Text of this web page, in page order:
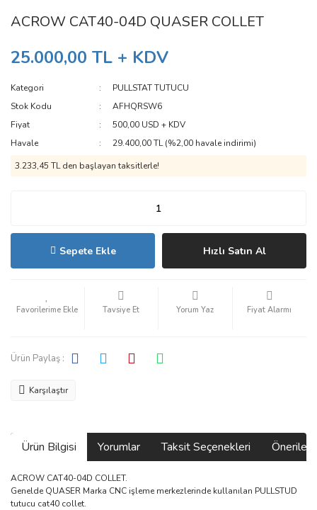
ACROW CAT40-04D QUASER COLLET
25.000,00 TL + KDV
Kategori
PULLSTAT TUTUCU
Stok Kodu
AFHQRSW6
Fiyat
500,00 USD + KDV
Havale
29.400,00 TL (%2,00 havale indirimi)
3.233,45 TL den başlayan taksitlerle!
Sepete Ekle Hızlı Satın Al
Tavsiye Et Yorum Yaz Fiyat Alarmı
Ürün Paylaş :
Karşılaştır
Ürün Bilgisi Yorumlar Taksit Seçenekleri
ACROW CAT40-04D COLLET.
Genelde QUASER Marka CNC işleme merkezlerinde kullanılan PULLSTUD
tutucu cat40 collet.